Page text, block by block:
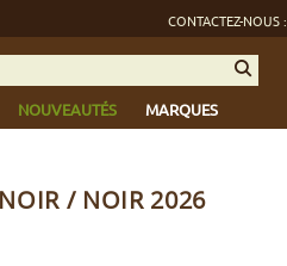
CONTACTEZ-NOUS :
NOUVEAUTÉS MARQUES
/ NOIR 2026